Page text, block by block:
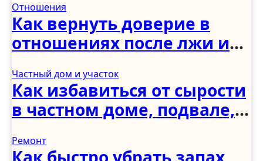
трудностями
Отношения
Как вернуть доверие в
отношениях после лжи и
психологов
Частный дом и участок
Как избавиться от сырости
в частном доме, подвале,
руководство
Ремонт